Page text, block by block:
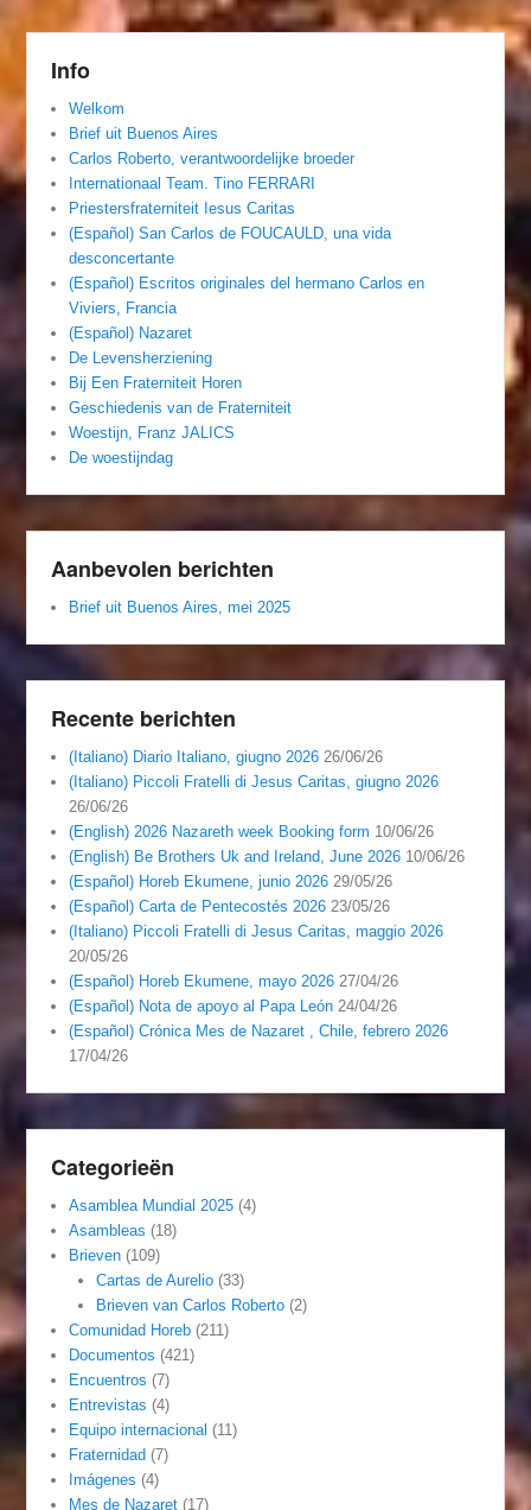
Info
Welkom
Brief uit Buenos Aires
Carlos Roberto, verantwoordelijke broeder
Internationaal Team. Tino FERRARI
Priestersfraterniteit Iesus Caritas
(Español) San Carlos de FOUCAULD, una vida
desconcertante
(Español) Escritos originales del hermano Carlos en
Viviers, Francia
(Español) Nazaret
De Levensherziening
Bij Een Fraterniteit Horen
Geschiedenis van de Fraterniteit
Woestijn, Franz JALICS
De woestijndag
Aanbevolen berichten
Brief uit Buenos Aires, mei 2025
Recente berichten
(Italiano) Diario Italiano, giugno 2026 26/06/26
(Italiano) Piccoli Fratelli di Jesus Caritas, giugno 2026
26/06/26
(English) 2026 Nazareth week Booking form 10/06/26
(English) Be Brothers Uk and Ireland, June 2026 10/06/26
(Español) Horeb Ekumene, junio 2026 29/05/26
(Español) Carta de Pentecostés 2026 23/05/26
(Italiano) Piccoli Fratelli di Jesus Caritas, maggio 2026
20/05/26
(Español) Horeb Ekumene, mayo 2026 27/04/26
(Español) Nota de apoyo al Papa León 24/04/26
(Español) Crónica Mes de Nazaret , Chile, febrero 2026
17/04/26
Categorieën
Asamblea Mundial 2025 (4)
Asambleas (18)
Brieven (109)
Cartas de Aurelio(33)
Brieven van Carlos Roberto(2)
Comunidad Horeb (211)
Documentos (421)
Encuentros (7)
Entrevistas (4)
Equipo internacional (11)
Fraternidad (7)
Imágenes (4)
Mes de Nazaret (17)